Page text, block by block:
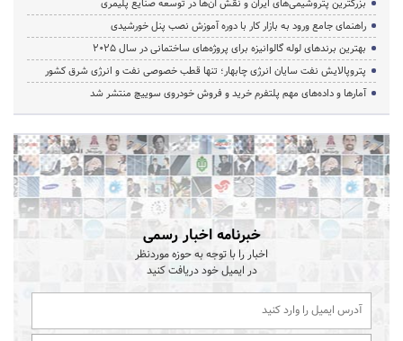
راهنمای جامع ورود به بازار کار با دوره آموزش نصب پنل خورشیدی
بهترین برندهای لوله گالوانیزه برای پروژه‌های ساختمانی در سال ۲۰۲۵
پتروپالایش نفت سایان انرژی چابهار؛ تنها قطب خصوصی نفت و انرژی شرق کشور
آمارها و داده‌های مهم پلتفرم خرید و فروش خودروی سوییچ منتشر شد
خبرنامه اخبار رسمی
اخبار را با توجه به حوزه موردنظر
در ایمیل خود دریافت کنید